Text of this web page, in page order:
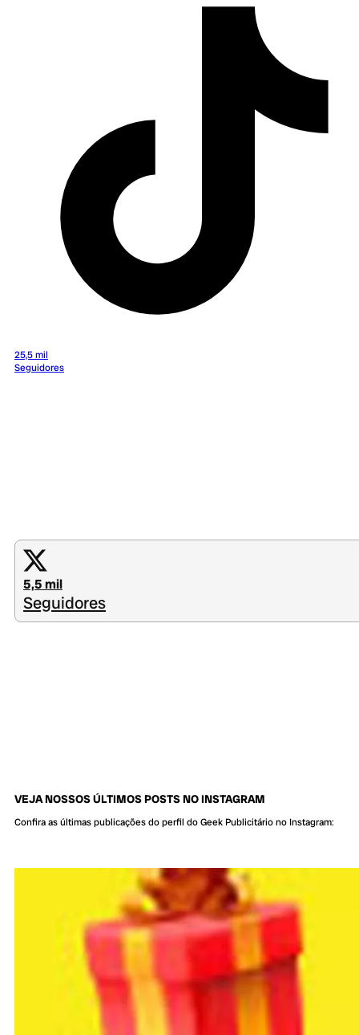
25,5 mil
Seguidores
5,5 mil
Seguidores
VEJA NOSSOS ÚLTIMOS POSTS NO INSTAGRAM
Confira as últimas publicações do perfil do Geek Publicitário no Instagram: